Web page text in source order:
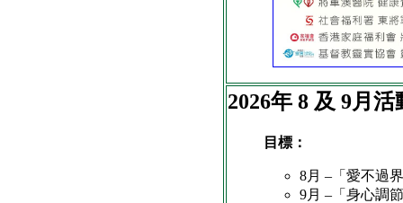
2026年 8 及 9月活
目標：
8月 –「愛不過
9月 –「身心調